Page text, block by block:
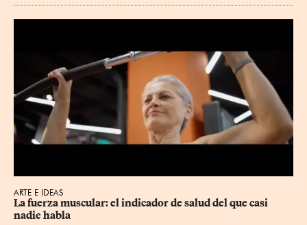
ARTE E IDEAS
La fuerza muscular: el indicador de salud del que casi
nadie habla